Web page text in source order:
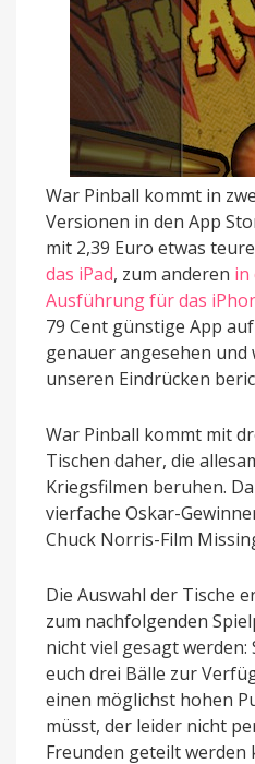
War Pinball kommt in
Versionen in den App
mit 2,39 Euro etwas
das iPad, zum anderen in
Ausführung für das
79 Cent günstige App
genauer angesehen und
unseren Eindrücken
War Pinball kommt mit
Tischen daher, die
Kriegsfilmen beruhen.
vierfache Oskar-
Chuck Norris-Film
Die Auswahl der Tische
zum nachfolgenden
nicht viel gesagt
euch drei Bälle zur
einen möglichst hohen
müsst, der leider nicht
Freunden geteilt werden